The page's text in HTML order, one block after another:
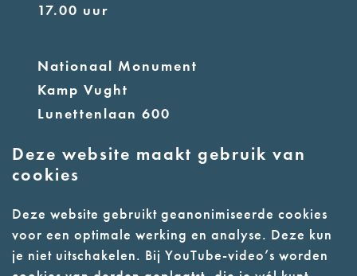
Deze website maakt gebruik van
cookies
Deze website gebruikt geanonimiseerde cookies
voor een optimale werking en analyse. Deze kun
je niet uitschakelen. Bij YouTube-video’s worden
17.00 uur
Nationaal Monument
Kamp Vught
Lunettenlaan 600
T: 073 6566764
- Parkeer in de vakken of in de